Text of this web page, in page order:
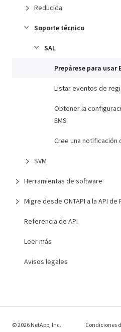
Reducida
Soporte técnico
SAL
Prepárese para usar
Listar eventos de
Obtener la
EMS
Cree una notificación
SVM
Herramientas de software
Migre desde ONTAPI a la API de
Referencia de API
Leer más
Avisos legales
© 2026 NetApp, Inc. Condiciones